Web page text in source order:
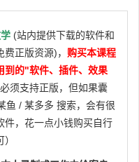
(站内提供下载的软件和
正版资源)， 购买本课程
到的"软件、插件、效果
须支持正版，但如果囊
鱼 / 某多多 搜索，会有很
件，花一点小钱购买自行